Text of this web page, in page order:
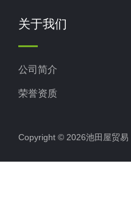
关于我们
公司简介
荣誉资质
Copyright © 2026池田屋贸